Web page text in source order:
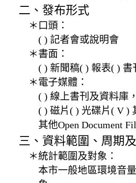
二、發布形式
＊口頭：
( ) 記者會或說明會
＊書面：
( ) 新聞稿( ) 報表( ) 書
＊電子媒體：
( ) 線上書刊及資料庫
( ) 磁片( ) 光碟片( V )
其他Open Document
三、資料範圍、周期
＊統計範圍及對象：
本市一般地區環境音